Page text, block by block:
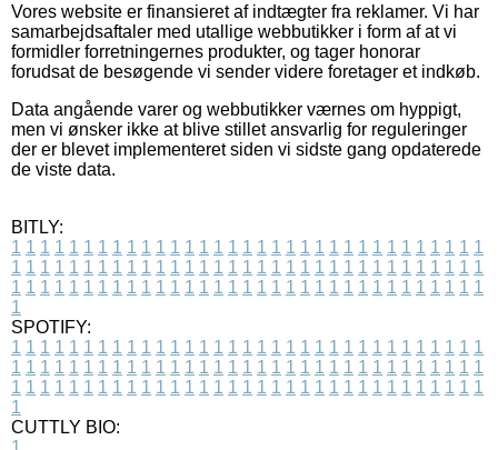
Vores website er finansieret af indtægter fra reklamer. Vi har
samarbejdsaftaler med utallige webbutikker i form af at vi
formidler forretningernes produkter, og tager honorar
forudsat de besøgende vi sender videre foretager et indkøb.
Data angående varer og webbutikker værnes om hyppigt,
men vi ønsker ikke at blive stillet ansvarlig for reguleringer
der er blevet implementeret siden vi sidste gang opdaterede
de viste data.
BITLY:
1 1 1 1 1 1 1 1 1 1 1 1 1 1 1 1 1 1 1 1 1 1 1 1 1 1 1 1 1 1 1 1 1
1 1 1 1 1 1 1 1 1 1 1 1 1 1 1 1 1 1 1 1 1 1 1 1 1 1 1 1 1 1 1 1 1
1 1 1 1 1 1 1 1 1 1 1 1 1 1 1 1 1 1 1 1 1 1 1 1 1 1 1 1 1 1 1 1 1
1
SPOTIFY:
1 1 1 1 1 1 1 1 1 1 1 1 1 1 1 1 1 1 1 1 1 1 1 1 1 1 1 1 1 1 1 1 1
1 1 1 1 1 1 1 1 1 1 1 1 1 1 1 1 1 1 1 1 1 1 1 1 1 1 1 1 1 1 1 1 1
1 1 1 1 1 1 1 1 1 1 1 1 1 1 1 1 1 1 1 1 1 1 1 1 1 1 1 1 1 1 1 1 1
1
CUTTLY BIO: